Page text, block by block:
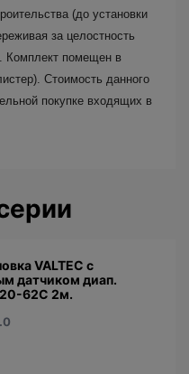
(до установки
за целостность
Комплект помещен в
Стоимость данного
покупке входящих в
VALTEC с
датчиком диап.
20-62С 2м.